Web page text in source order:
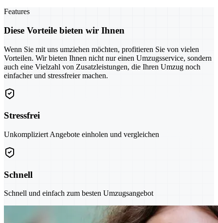
Features
Diese Vorteile bieten wir Ihnen
Wenn Sie mit uns umziehen möchten, profitieren Sie von vielen
Vorteilen. Wir bieten Ihnen nicht nur einen Umzugsservice, sondern
auch eine Vielzahl von Zusatzleistungen, die Ihren Umzug noch
einfacher und stressfreier machen.
Stressfrei
Unkompliziert Angebote einholen und vergleichen
Schnell
Schnell und einfach zum besten Umzugsangebot